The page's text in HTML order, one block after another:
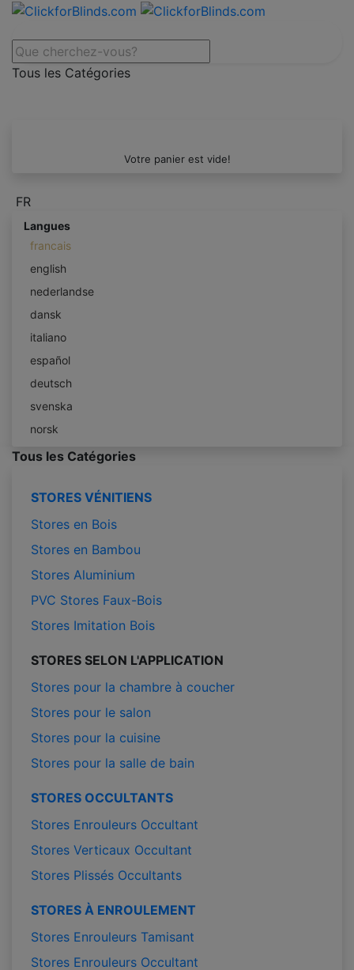
Tous les Catégories
Votre panier est vide!
FR
Langues
francais
english
nederlandse
dansk
italiano
español
deutsch
svenska
norsk
Tous les Catégories
STORES VÉNITIENS
Stores en Bois
Stores en Bambou
Stores Aluminium
PVC Stores Faux-Bois
Stores Imitation Bois
STORES SELON L'APPLICATION
Stores pour la chambre à coucher
Stores pour le salon
Stores pour la cuisine
Stores pour la salle de bain
STORES OCCULTANTS
Stores Enrouleurs Occultant
Stores Verticaux Occultant
Stores Plissés Occultants
STORES À ENROULEMENT
Stores Enrouleurs Tamisant
Stores Enrouleurs Occultant